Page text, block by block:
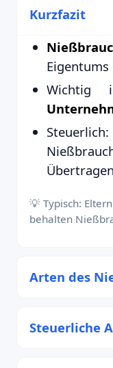
Kurzfazit
💡 Typisch:
behalten
Arten des
Steuerliche